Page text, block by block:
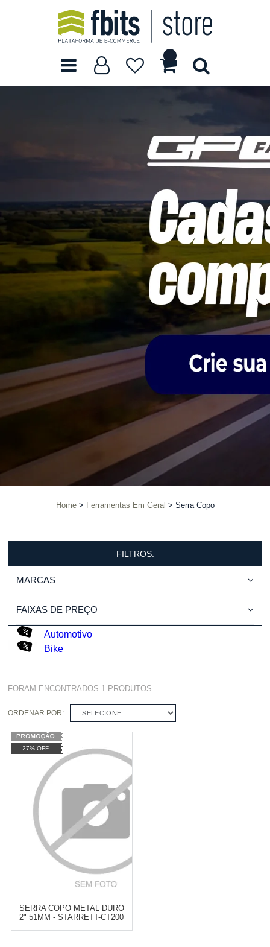
Home Ferramentas Em Geral Serra Copo
FILTROS:
MARCAS
FAIXAS DE PREÇO
Automotivo
Bike
FORAM ENCONTRADOS 1 PRODUTOS
ORDENAR POR: SELECIONE
27% OFF
SERRA COPO METAL DURO
2" 51MM - STARRETT-CT200